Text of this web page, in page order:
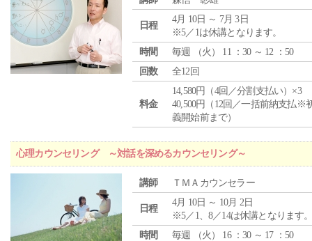
日程
4月 10日 ～ 7月 3日
※5／1は休講となります。
時間
毎週 （火 ） 11 ：30 ～ 12 ：50
回数
全12回
料金
14,580円（4回／分割支払い）×3
40,500円（12回／一括前納支払※
義開始前まで）
心理カウンセリング ～対話を深めるカウンセリング～
講師 ＴＭＡカウンセラー
日程
4月 10日 ～ 10月 2日
※5／1、8／14は休講となります
時間
毎週 （火 ） 16 ：30 ～ 17 ：50